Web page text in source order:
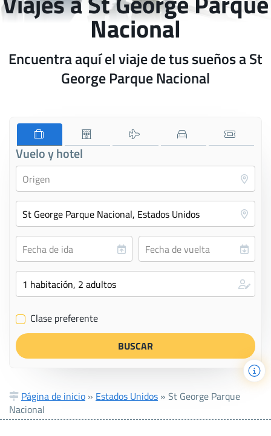
Nacional
Encuentra aquí el viaje de tus sueños a St
George Parque Nacional
Vuelo y hotel
✔ Clase preferente
Página de inicio » Estados Unidos » St George Parque
Nacional